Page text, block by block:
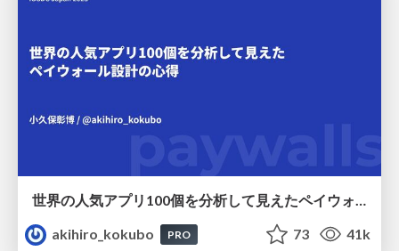
akihiro_kokubo
PRO 73 41k